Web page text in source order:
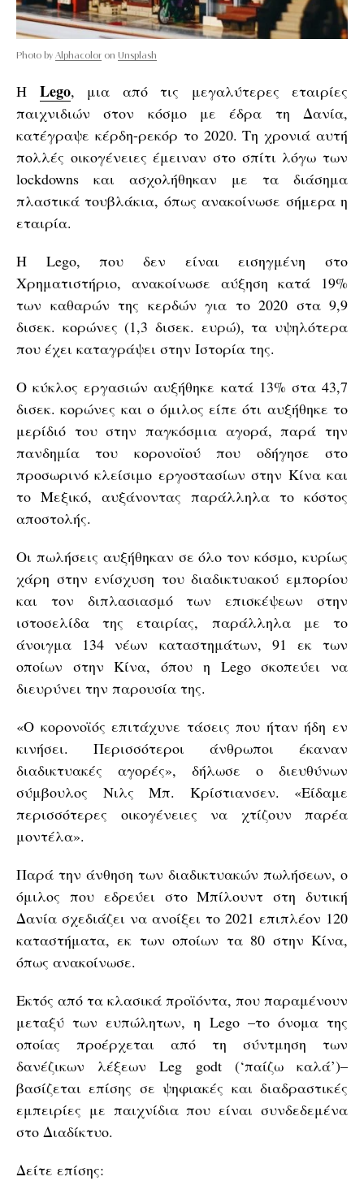
Photo by Alphacolor on Unsplash
Η Lego, μια από τις μεγαλύτερες εταιρίες
παιχνιδιών στον κόσμο με έδρα τη Δανία,
κατέγραψε κέρδη-ρεκόρ το 2020. Τη χρονιά αυτή
πολλές οικογένειες έμειναν στο σπίτι λόγω των
lockdowns και ασχολήθηκαν με τα διάσημα
πλαστικά τουβλάκια, όπως ανακοίνωσε σήμερα η
εταιρία.
Η Lego, που δεν είναι εισηγμένη στο
Χρηματιστήριο, ανακοίνωσε αύξηση κατά 19%
των καθαρών της κερδών για το 2020 στα 9,9
δισεκ. κορώνες (1,3 δισεκ. ευρώ), τα υψηλότερα
που έχει καταγράψει στην Ιστορία της.
Ο κύκλος εργασιών αυξήθηκε κατά 13% στα 43,7
δισεκ. κορώνες και ο όμιλος είπε ότι αυξήθηκε το
μερίδιό του στην παγκόσμια αγορά, παρά την
πανδημία του κορονοϊού που οδήγησε στο
προσωρινό κλείσιμο εργοστασίων στην Κίνα και
το Μεξικό, αυξάνοντας παράλληλα το κόστος
αποστολής.
Οι πωλήσεις αυξήθηκαν σε όλο τον κόσμο, κυρίως
χάρη στην ενίσχυση του διαδικτυακού εμπορίου
και τον διπλασιασμό των επισκέψεων στην
ιστοσελίδα της εταιρίας, παράλληλα με το
άνοιγμα 134 νέων καταστημάτων, 91 εκ των
οποίων στην Κίνα, όπου η Lego σκοπεύει να
διευρύνει την παρουσία της.
«Ο κορονοϊός επιτάχυνε τάσεις που ήταν ήδη εν
κινήσει. Περισσότεροι άνθρωποι έκαναν
διαδικτυακές αγορές», δήλωσε ο διευθύνων
σύμβουλος Νιλς Μπ. Κρίστιανσεν. «Είδαμε
περισσότερες οικογένειες να χτίζουν παρέα
μοντέλα».
Παρά την άνθηση των διαδικτυακών πωλήσεων, ο
όμιλος που εδρεύει στο Μπίλουντ στη δυτική
Δανία σχεδιάζει να ανοίξει το 2021 επιπλέον 120
καταστήματα, εκ των οποίων τα 80 στην Κίνα,
όπως ανακοίνωσε.
Εκτός από τα κλασικά προϊόντα, που παραμένουν
μεταξύ των ευπώλητων, η Lego –το όνομα της
οποίας προέρχεται από τη σύντμηση των
δανέζικων λέξεων Leg godt (‘παίζω καλά’)–
βασίζεται επίσης σε ψηφιακές και διαδραστικές
εμπειρίες με παιχνίδια που είναι συνδεδεμένα
στο Διαδίκτυο.
Δείτε επίσης: